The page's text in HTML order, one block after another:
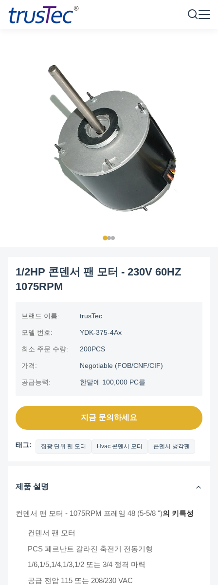
1/2HP 콘덴서 팬 모터 - 230V 60HZ
1075RPM
브랜드 이름: trusTec
모델 번호: YDK-375-4Ax
최소 주문 수량: 200PCS
가격: Negotiable (FOB/CNF/CIF)
공급능력: 한달에 100,000 PC를
지금 문의하세요
태그: 집광 단위 팬 모터 Hvac 콘덴서 모터 콘덴서 냉각팬
제품 설명
컨덴서 팬 모터 - 1075RPM 프레임 48 (5-5/8 ")의 키특성
컨덴서 팬 모터
PCS 페르난트 갈라진 축전기 전동기형
1/6,1/5,1/4,1/3,1/2 또는 3/4 정격 마력
공급 전압 115 또는 208/230 VAC